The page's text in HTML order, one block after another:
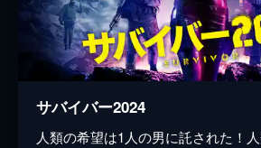
サバイバー2024
人類の希望は1人の男に託された！